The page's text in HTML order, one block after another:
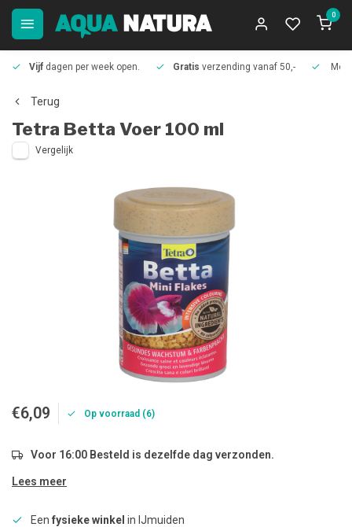
0
Vijf dagen per week open. Gratis verzending vanaf 50,-
Terug
Tetra Betta Voer 100 ml
Vergelijk
€6,09 Op voorraad (6)
Voor 16:00 Besteld is dezelfde dag verzonden.
Lees meer
Een fysieke winkel in IJmuiden